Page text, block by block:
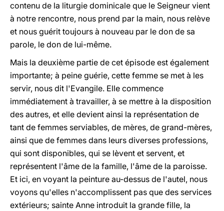
contenu de la liturgie dominicale que le Seigneur vient
à notre rencontre, nous prend par la main, nous relève
et nous guérit toujours à nouveau par le don de sa
parole, le don de lui-même.
Mais la deuxième partie de cet épisode est également
importante; à peine guérie, cette femme se met à les
servir, nous dit l'Evangile. Elle commence
immédiatement à travailler, à se mettre à la disposition
des autres, et elle devient ainsi la représentation de
tant de femmes serviables, de mères, de grand-mères,
ainsi que de femmes dans leurs diverses professions,
qui sont disponibles, qui se lèvent et servent, et
représentent l'âme de la famille, l'âme de la paroisse.
Et ici, en voyant la peinture au-dessus de l'autel, nous
voyons qu'elles n'accomplissent pas que des services
extérieurs; sainte Anne introduit la grande fille, la